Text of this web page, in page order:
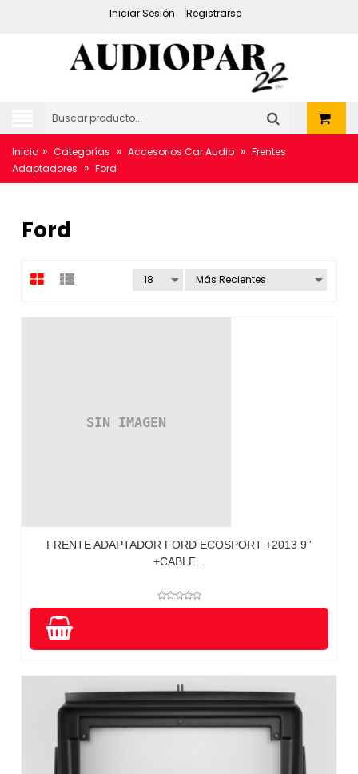
Iniciar Sesión Registrarse
Inicio » Categorías » Accesorios Car Audio » Frentes
Adaptadores » Ford
Ford
FRENTE ADAPTADOR FORD ECOSPORT +2013 9''
+CABLE...